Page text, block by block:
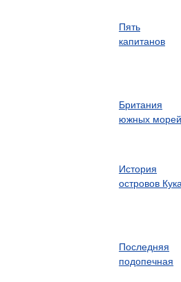
Пять
капитанов
Британия
южных морей
История
островов Кука
Последняя
подопечная